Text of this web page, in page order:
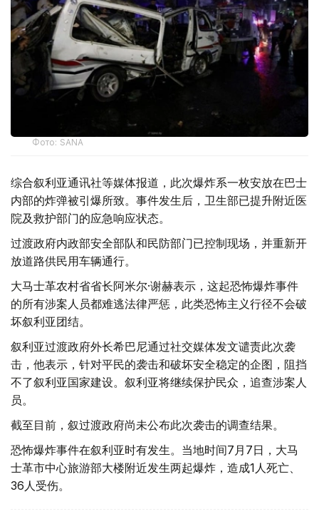
Фото: SANA
综合叙利亚通讯社等媒体报道，此次爆炸系一枚安放在巴士
内部的炸弹被引爆所致。事件发生后，卫生部已提升附近医
院及救护部门的应急响应状态。
过渡政府内政部安全部队和民防部门已控制现场，并重新开
放道路供民用车辆通行。
大马士革农村省省长阿米尔·谢赫表示，这起恐怖爆炸事件
的所有涉案人员都难逃法律严惩，此类恐怖主义行径不会破
坏叙利亚团结。
叙利亚过渡政府外长希巴尼通过社交媒体发文谴责此次袭
击，他表示，针对平民的袭击和破坏安全稳定的企图，阻挡
不了叙利亚国家建设。叙利亚将继续保护民众，追查涉案人
员。
截至目前，叙过渡政府尚未公布此次袭击的调查结果。
恐怖爆炸事件在叙利亚时有发生。当地时间7月7日，大马
士革市中心旅游部大楼附近发生两起爆炸，造成1人死亡、
36人受伤。